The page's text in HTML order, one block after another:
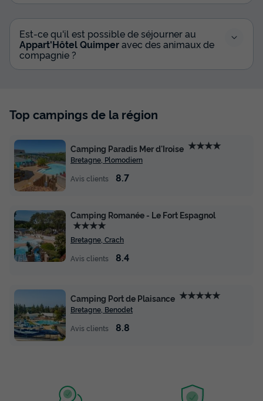
Est-ce qu'il est possible de séjourner au
Appart'Hôtel Quimperavec des animaux de
compagnie ?
Top campings de la région
Camping Paradis Mer d'Iroise ★★★★
Bretagne, Plomodiern
Avis clients
8.7
Camping Romanée - Le Fort Espagnol
★★★★
Bretagne, Crach
Avis clients
8.4
Camping Port de Plaisance ★★★★★
Bretagne, Benodet
Avis clients
8.8